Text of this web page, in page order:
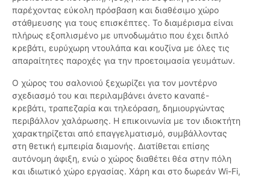
παρέχοντας εύκολη πρόσβαση και διαθέσιμο χώρο
στάθμευσης για τους επισκέπτες. Το διαμέρισμα είναι
πλήρως εξοπλισμένο με υπνοδωμάτιο που έχει διπλό
κρεβάτι, ευρύχωρη ντουλάπα και κουζίνα με όλες τις
απαραίτητες παροχές για την προετοιμασία γευμάτων.
Ο χώρος του σαλονιού ξεχωρίζει για τον μοντέρνο
σχεδιασμό του και περιλαμβάνει άνετο καναπέ-
κρεβάτι, τραπεζαρία και τηλεόραση, δημιουργώντας
περιβάλλον χαλάρωσης. Η επικοινωνία με τον ιδιοκτήτη
χαρακτηρίζεται από επαγγελματισμό, συμβάλλοντας
στη θετική εμπειρία διαμονής. Διατίθεται επίσης
αυτόνομη άφιξη, ενώ ο χώρος διαθέτει θέα στην πόλη
και ιδιωτικό χώρο εργασίας. Χάρη και στο δωρεάν Wi-Fi,